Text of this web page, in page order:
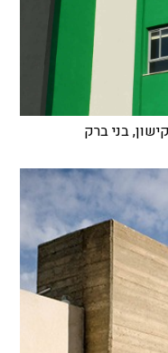
בני ברק